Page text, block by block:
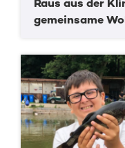
Raus aus der
gemeinsame